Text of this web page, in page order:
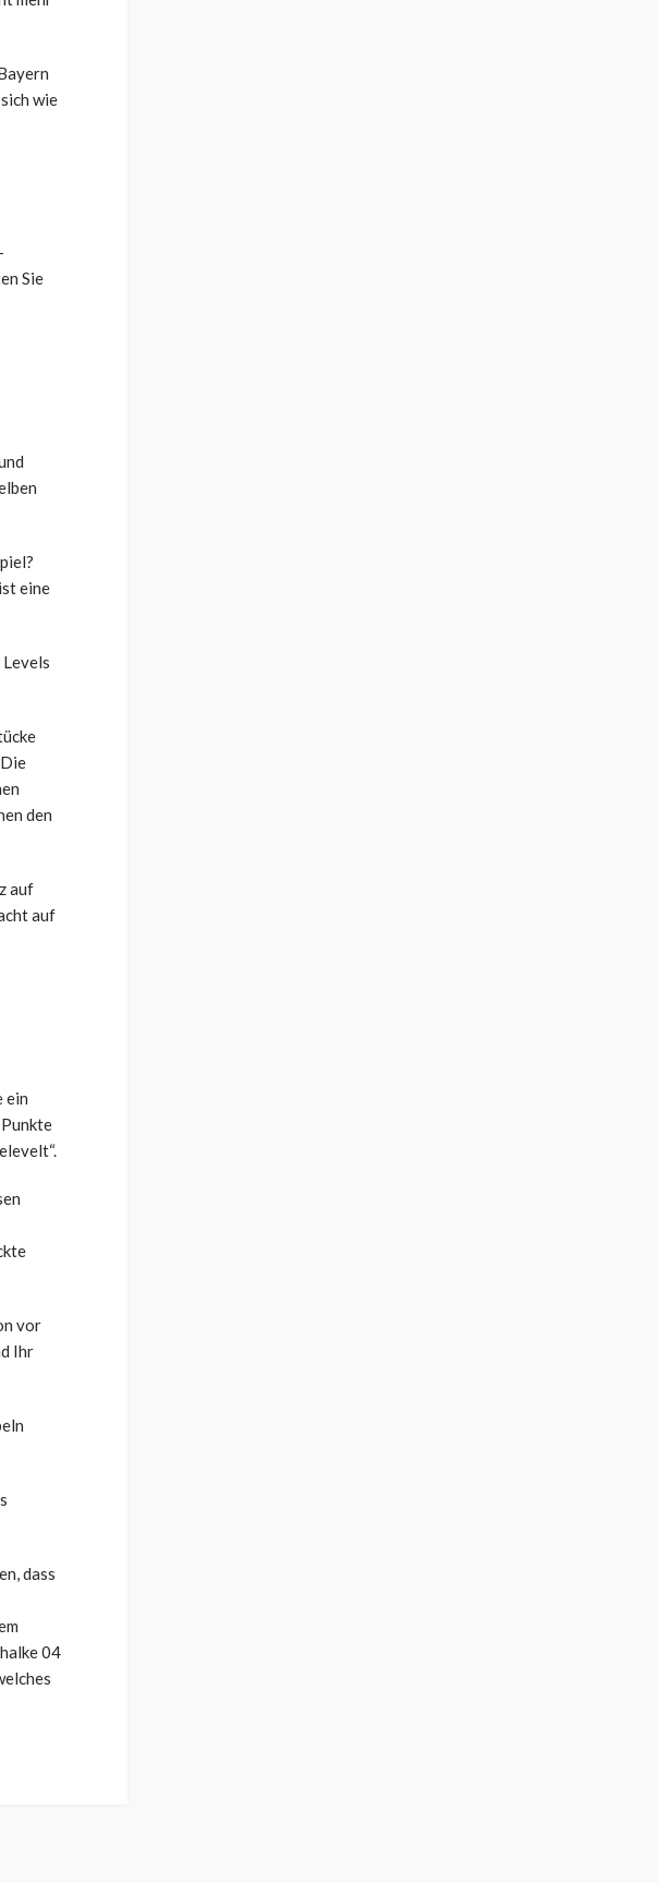
wie
Sie
eine
den
auf
auf
ein
vor
Ihr
dass
04